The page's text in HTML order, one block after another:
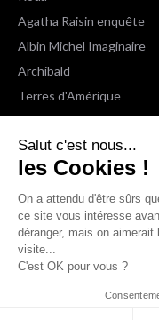
Salut c'est nous...
les Cookies !
On a attendu d'être sûrs
ce site vous intéresse
déranger, mais on
visite...
C'est OK pour vous ?
Agatha Raisin enquête
Albin Michel Imaginaire
Archibald
Terres d'Amérique
Espaces Libres Poche
NOX
Wiz
Voir toutes les collections
Nous suivre